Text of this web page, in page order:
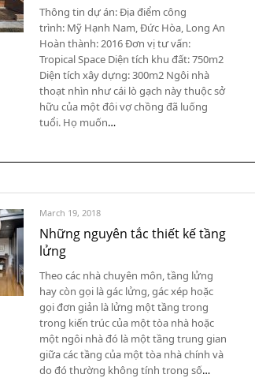
Thông tin dự án: Địa điểm công
trình: Mỹ Hạnh Nam, Đức Hòa, Long An
Hoàn thành: 2016 Đơn vị tư vấn:
Tropical Space Diện tích khu đất: 750m2
Diện tích xây dựng: 300m2 Ngôi nhà
thoạt nhìn như cái lò gạch này thuộc sở
hữu của một đôi vợ chồng đã luống
tuổi. Họ muốn…
March 19, 2018
Những nguyên tắc thiết kế tầng
lửng
Theo các nhà chuyên môn, tầng lửng
hay còn gọi là gác lửng, gác xép hoặc
gọi đơn giản là lửng một tầng trong
trong kiến trúc của một tòa nhà hoặc
một ngôi nhà đó là một tầng trung gian
giữa các tầng của một tòa nhà chính và
do đó thường không tính trong số…